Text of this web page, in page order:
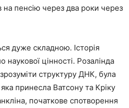
пенсію через два роки через
дуже складною. Історія
цінності. Розалінда
структуру ДНК, була
принесла Ватсону та Кріку
початкове спотворення